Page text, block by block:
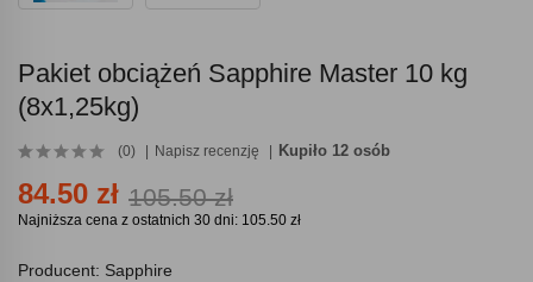
Pakiet obciążeń Sapphire Master 10 kg
(8x1,25kg)
(0) Napisz recenzję Kupiło 12 osób
84.50 zł 105.50 zł
Najniższa cena z ostatnich 30 dni: 105.50 zł
Producent: Sapphire